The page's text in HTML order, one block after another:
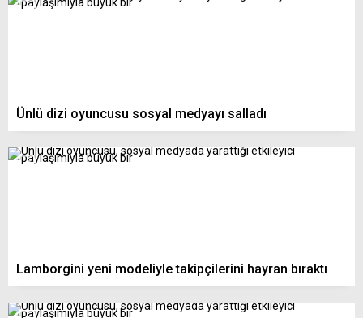
Ünlü dizi oyuncusu sosyal medyayı salladı
Lamborgini yeni modeliyle takipçilerini hayran bıraktı